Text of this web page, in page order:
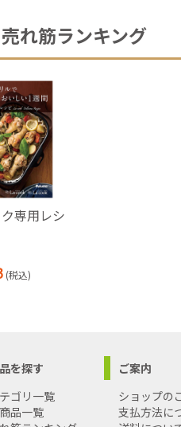
売れ筋ランキング
専用レシ
(税込)
を探す
ゴリ一覧
品一覧
ご案内
ショップの
支払方法に